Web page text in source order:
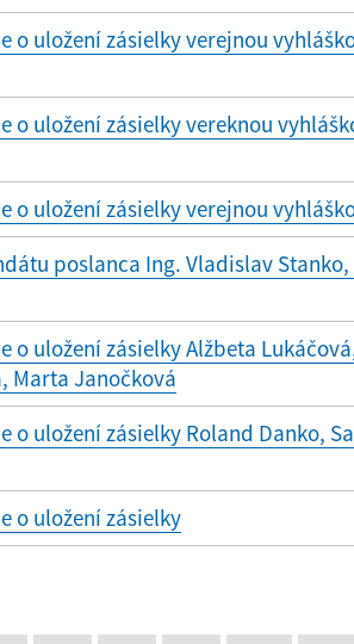
o uložení zásielky verejnou
o uložení zásielky vereknou
o uložení zásielky verejnou
poslanca Ing. Vladislav Stanko,
o uložení zásielky Alžbeta
Marta Janočková
o uložení zásielky Roland Danko,
o uložení zásielky